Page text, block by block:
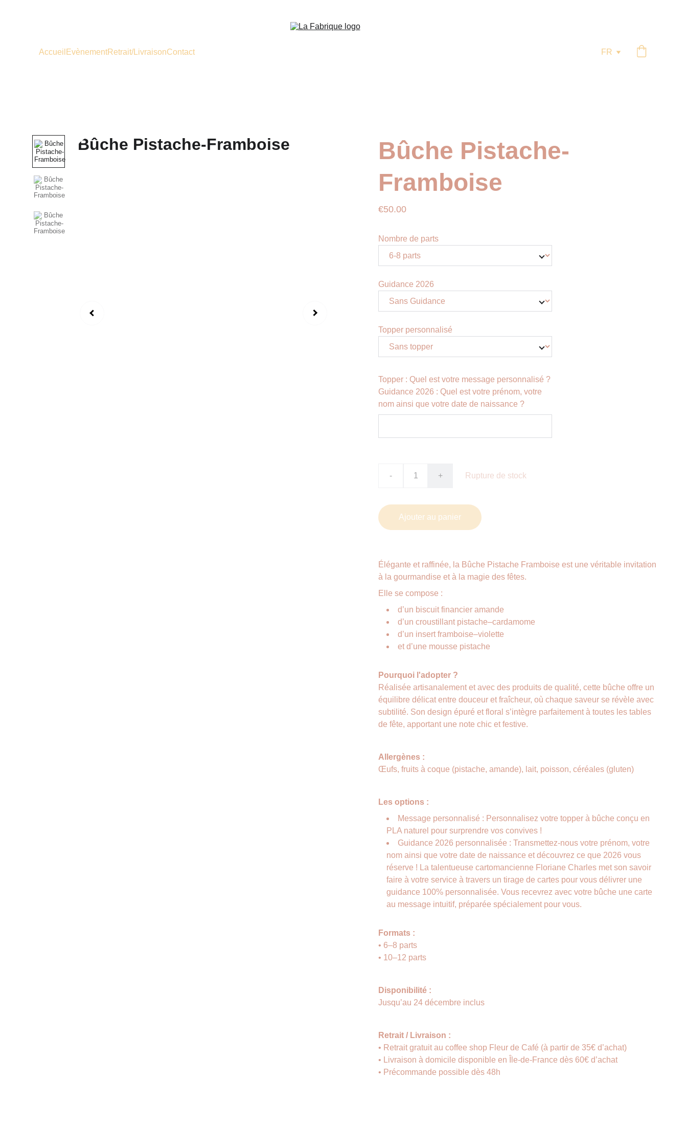
Accueil EvènementRetrait/LivraisonContact FR
Bûche Pistache-
Framboise
€50.00
Nombre de parts
Guidance 2026
Topper personnalisé
Topper : Quel est votre message personnalisé ?
Guidance 2026 : Quel est votre prénom, votre
nom ainsi que votre date de naissance ?
- + Rupture de stock
Ajouter au panier
Élégante et raffinée, la Bûche Pistache Framboise est une véritable invitation
à la gourmandise et à la magie des fêtes.
Elle se compose :
d’un biscuit financier amande
d’un croustillant pistache–cardamome
d’un insert framboise–violette
et d’une mousse pistache
Pourquoi l'adopter ?
Réalisée artisanalement et avec des produits de qualité, cette bûche offre un
équilibre délicat entre douceur et fraîcheur, où chaque saveur se révèle avec
subtilité. Son design épuré et floral s’intègre parfaitement à toutes les tables
de fête, apportant une note chic et festive.
Allergènes :
Œufs, fruits à coque (pistache, amande), lait, poisson, céréales (gluten)
Les options :
Message personnalisé : Personnalisez votre topper à bûche conçu en
PLA naturel pour surprendre vos convives !
Guidance 2026 personnalisée : Transmettez-nous votre prénom, votre
nom ainsi que votre date de naissance et découvrez ce que 2026 vous
réserve ! La talentueuse cartomancienne Floriane Charles met son savoir
faire à votre service à travers un tirage de cartes pour vous délivrer une
guidance 100% personnalisée. Vous recevrez avec votre bûche une carte
au message intuitif, préparée spécialement pour vous.
Formats :
• 6–8 parts
• 10–12 parts
Disponibilité :
Jusqu’au 24 décembre inclus
Retrait / Livraison :
• Retrait gratuit au coffee shop Fleur de Café (à partir de 35€ d’achat)
• Livraison à domicile disponible en Île-de-France dès 60€ d’achat
• Précommande possible dès 48h